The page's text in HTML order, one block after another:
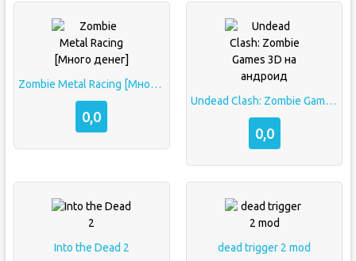
Zombie Metal Racing [Много денег]
0,0
Undead Clash: Zombie Games 3D на андроид
0,0
Into the Dead 2 dead trigger 2 mod